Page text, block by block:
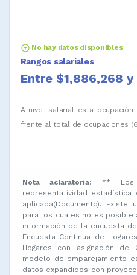
arrow_circle_up No hay datos disponibles
Rangos salariales
Entre $1,886,268 y
A nivel salarial esta
frente al total de ocupaciones
Nota aclaratoria:
** Los
representatividad
aplicada(Documento).
para los cuales no es posible
información de la encuesta de
Encuesta Continua de
Hogares con asignación de
modelo de emparejamiento
datos expandidos con